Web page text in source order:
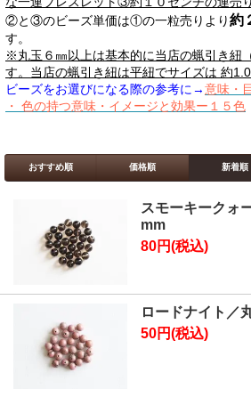
②と③のビーズ単価は①の一粒売りより約
す。
※丸玉６㎜以上は基本的に当店の蝋引き紐
す。当店の蝋引き紐は平紐でサイズは 約
ビーズをお選びになる際の参考に→意味・
・ 色の持つ意味・イメージと効果ー１５色
おすすめ順 価格順 新着順
スモーキークォ
mm
80円(税込)
ロードナイト／
50円(税込)